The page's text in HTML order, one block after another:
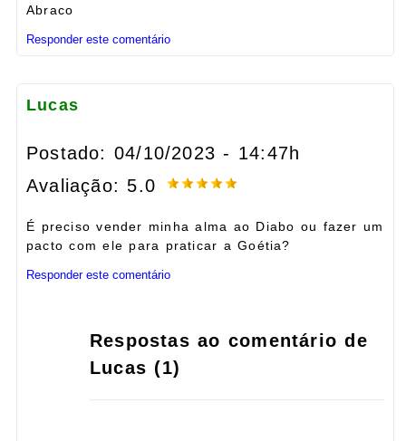
Abraco
Responder este comentário
Lucas
Postado: 04/10/2023 - 14:47h
Avaliação: 5.0
É preciso vender minha alma ao Diabo ou fazer um
pacto com ele para praticar a Goétia?
Responder este comentário
Respostas ao comentário de
Lucas (1)